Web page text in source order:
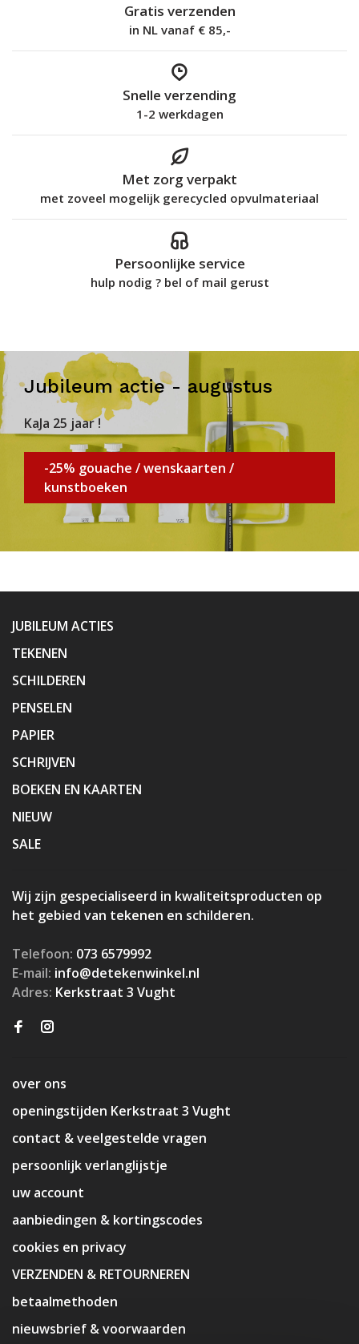
Gratis verzenden
in NL vanaf € 85,-
Snelle verzending
1-2 werkdagen
Met zorg verpakt
met zoveel mogelijk gerecycled opvulmateriaal
Persoonlijke service
hulp nodig ? bel of mail gerust
Jubileum actie - augustus
KaJa 25 jaar !
-25% gouache / wenskaarten /
kunstboeken
JUBILEUM ACTIES
TEKENEN
SCHILDEREN
PENSELEN
PAPIER
SCHRIJVEN
BOEKEN EN KAARTEN
NIEUW
SALE
Wij zijn gespecialiseerd in kwaliteitsproducten op
het gebied van tekenen en schilderen.
Telefoon: 073 6579992
E-mail: info@detekenwinkel.nl
Adres: Kerkstraat 3 Vught
over ons
openingstijden Kerkstraat 3 Vught
contact & veelgestelde vragen
persoonlijk verlanglijstje
uw account
aanbiedingen & kortingscodes
cookies en privacy
VERZENDEN & RETOURNEREN
betaalmethoden
nieuwsbrief & voorwaarden